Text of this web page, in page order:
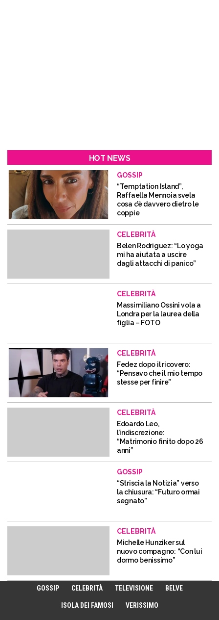
HOT NEWS
GOSSIP
“Temptation Island”,
Raffaella Mennoia svela
cosa c’è davvero dietro le
coppie
CELEBRITÀ
Belen Rodriguez: “Lo yoga
mi ha aiutata a uscire
dagli attacchi di panico”
CELEBRITÀ
Massimiliano Ossini vola a
Londra per la laurea della
figlia – FOTO
CELEBRITÀ
Fedez dopo il ricovero:
“Pensavo che il mio tempo
stesse per finire”
CELEBRITÀ
Edoardo Leo,
l’indiscrezione:
“Matrimonio finito dopo 26
anni”
GOSSIP
“Striscia la Notizia” verso
la chiusura: “Futuro ormai
segnato”
CELEBRITÀ
Michelle Hunziker sul
nuovo compagno: “Con lui
dormo benissimo”
GOSSIP CELEBRITÀ TELEVISIONE BELVE
ISOLA DEI FAMOSI VERISSIMO